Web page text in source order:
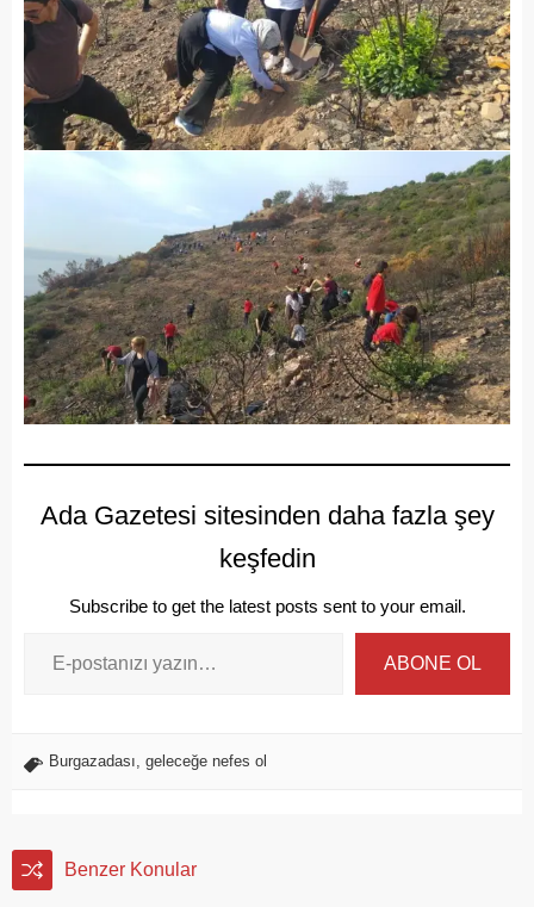
Ada Gazetesi sitesinden daha fazla şey
keşfedin
Subscribe to get the latest posts sent to your email.
ABONE OL
Burgazadası geleceğe nefes ol
Benzer Konular